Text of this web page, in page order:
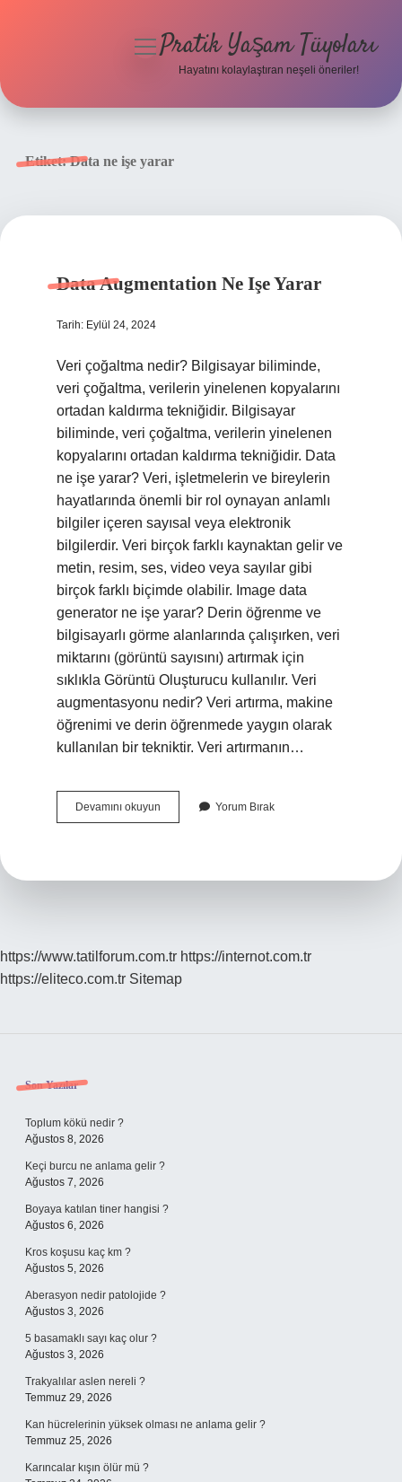
menüyü
Pratik Yaşam Tüyoları
Hayatını kolaylaştıran neşeli öneriler!
Etiket:Data ne işe yarar
Data Augmentation Ne Işe Yarar
Tarih: Eylül 24, 2024
Veri çoğaltma nedir? Bilgisayar biliminde,
veri çoğaltma, verilerin yinelenen kopyalarını
ortadan kaldırma tekniğidir. Bilgisayar
biliminde, veri çoğaltma, verilerin yinelenen
kopyalarını ortadan kaldırma tekniğidir. Data
ne işe yarar? Veri, işletmelerin ve bireylerin
hayatlarında önemli bir rol oynayan anlamlı
bilgiler içeren sayısal veya elektronik
bilgilerdir. Veri birçok farklı kaynaktan gelir ve
metin, resim, ses, video veya sayılar gibi
birçok farklı biçimde olabilir. Image data
generator ne işe yarar? Derin öğrenme ve
bilgisayarlı görme alanlarında çalışırken, veri
miktarını (görüntü sayısını) artırmak için
sıklıkla Görüntü Oluşturucu kullanılır. Veri
augmentasyonu nedir? Veri artırma, makine
öğrenimi ve derin öğrenmede yaygın olarak
kullanılan bir tekniktir. Veri artırmanın…
Devamını okuyun
Augmentation
Yorum Bırak
https://www.tatilforum.com.tr https://internot.com.tr
https://eliteco.com.tr Sitemap
Sidebar
Son Yazılar
Toplum kökü nedir ?
Ağustos 8, 2026
Keçi burcu ne anlama gelir ?
Ağustos 7, 2026
Boyaya katılan tiner hangisi ?
Ağustos 6, 2026
Kros koşusu kaç km ?
Ağustos 5, 2026
Aberasyon nedir patolojide ?
Ağustos 3, 2026
5 basamaklı sayı kaç olur ?
Ağustos 3, 2026
Trakyalılar aslen nereli ?
Temmuz 29, 2026
Kan hücrelerinin yüksek olması ne anlama gelir ?
Temmuz 25, 2026
Karıncalar kışın ölür mü ?